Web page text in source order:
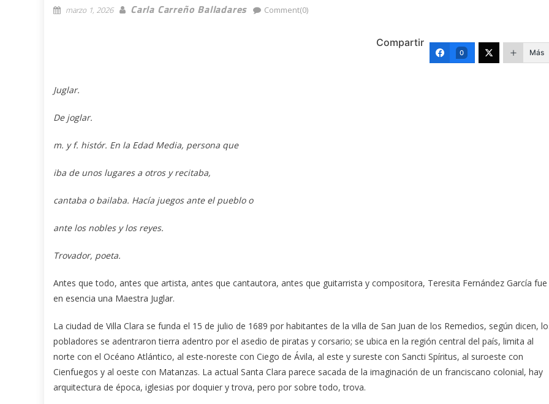
marzo 1, 2026 Carla Carreño Balladares Comment(0)
Compartir
0 Más
Juglar.
De joglar.
m. y f. histór. En la Edad Media, persona que
iba de unos lugares a otros y recitaba,
cantaba o bailaba. Hacía juegos ante el pueblo o
ante los nobles y los reyes.
Trovador, poeta.
Antes que todo, antes que artista, antes que cantautora, antes que guitarrista y compositora, Teresita Fernández García fue
en esencia una Maestra Juglar.
La ciudad de Villa Clara se funda el 15 de julio de 1689 por habitantes de la villa de San Juan de los Remedios, según dicen,
pobladores se adentraron tierra adentro por el asedio de piratas y corsario; se ubica en la región central del país, limita al
norte con el Océano Atlántico, al este-noreste con Ciego de Ávila, al este y sureste con Sancti Spíritus, al suroeste con
Cienfuegos y al oeste con Matanzas. La actual Santa Clara parece sacada de la imaginación de un franciscano colonial, hay
arquitectura de época, iglesias por doquier y trova, pero por sobre todo, trova.